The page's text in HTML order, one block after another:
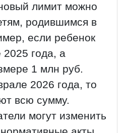
лимит можно
родившимся в
если ребенок
2025 года, а
1 млн руб.
2026 года, то
всю сумму.
могут изменить